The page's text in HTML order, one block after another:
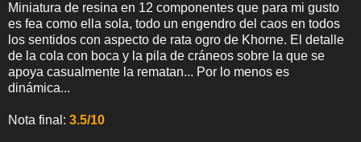
Miniatura de resina en 12 componentes que para mi gusto
es fea como ella sola, todo un engendro del caos en todos
los sentidos con aspecto de rata ogro de Khorne. El detalle
de la cola con boca y la pila de cráneos sobre la que se
apoya casualmente la rematan... Por lo menos es
dinámica...
Nota final: 3.5/10